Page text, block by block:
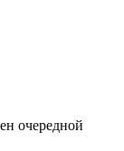
очередной